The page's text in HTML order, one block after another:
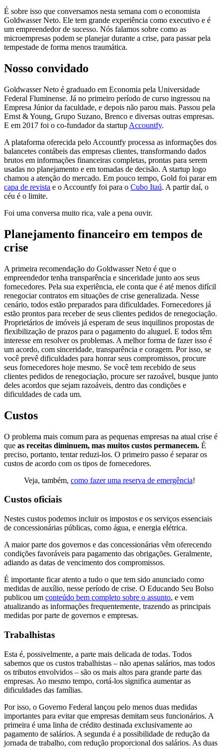
É sobre isso que conversamos nesta semana com o economista
Goldwasser Neto. Ele tem grande experiência como executivo e é
um empreendedor de sucesso. Nós falamos sobre como as
microempresas podem se planejar durante a crise, para passar pela
tempestade de forma menos traumática.
Nosso convidado
Goldwasser Neto é graduado em Economia pela Universidade
Federal Fluminense. Já no primeiro período de curso ingressou na
Empresa Júnior da faculdade, e depois não parou mais. Passou pela
Ernst & Young, Grupo Suzano, Brenco e diversas outras empresas.
E em 2017 foi o co-fundador da startup Accountfy.
A plataforma oferecida pelo Accountfy processa as informações dos
balancetes contábeis das empresas clientes, transformando dados
brutos em informações financeiras completas, prontas para serem
usadas no planejamento e em tomadas de decisão. A startup logo
chamou a atenção do mercado. Em pouco tempo, Gold foi parar em
capa de revista e o Accountfy foi para o Cubo Itaú. A partir daí, o
céu é o limite.
Foi uma conversa muito rica, vale a pena ouvir.
Planejamento financeiro em tempos de
crise
A primeira recomendação do Goldwasser Neto é que o
empreendedor tenha transparência e sinceridade junto aos seus
fornecedores. Pela sua experiência, ele conta que é até menos difícil
renegociar contratos em situações de crise generalizada. Nesse
cenário, todos estão preparados para dificuldades. Fornecedores já
estão prontos para receber de seus clientes pedidos de renegociação.
Proprietários de imóveis já esperam de seus inquilinos propostas de
flexibilização de prazos para o pagamento do aluguel. E todos têm
interesse em resolver os problemas. A melhor forma de fazer isso é
um acordo, com sinceridade, transparência e coragem. Por isso, se
você prevê dificuldades para honrar seus compromissos, procure
seus fornecedores hoje mesmo. Se você tem recebido de seus
clientes pedidos de renegociação, procure ser razoável, busque junto
deles acordos que sejam razoáveis, dentro das condições e
dificuldades de cada um.
Custos
O problema mais comum para as pequenas empresas na atual crise é
que as receitas diminuem, mas muitos custos permanecem. É
preciso, portanto, tentar reduzi-los. O primeiro passo é separar os
custos de acordo com os tipos de fornecedores.
Veja, também, como fazer uma reserva de emergência!
Custos oficiais
Nestes custos podemos incluir os impostos e os serviços essenciais
de concessionárias públicas, como água, e energia elétrica.
A maior parte dos governos e das concessionárias vêm oferecendo
condições favoráveis para pagamento das obrigações. Geralmente,
adiando as datas de vencimento dos compromissos.
É importante ficar atento a tudo o que tem sido anunciado como
medidas de auxílio, nesse período de crise. O Educando Seu Bolso
publicou um conteúdo bem completo sobre o assunto, e vem
atualizando as informações frequentemente, trazendo as principais
medidas por parte de governos e empresas.
Trabalhistas
Esta é, possivelmente, a parte mais delicada de todas. Todos
sabemos que os custos trabalhistas – não apenas salários, mas todos
os tributos envolvidos – são os mais altos para grande parte das
empresas. Ao mesmo tempo, cortá-los significa aumentar as
dificuldades das famílias.
Por isso, o Governo Federal lançou pelo menos duas medidas
importantes para evitar que empresas demitam seus funcionários. A
primeira é uma linha de crédito destinada exclusivamente ao
pagamento de salários. A segunda é a possibilidade de redução da
jornada de trabalho, com redução proporcional dos salários. As duas